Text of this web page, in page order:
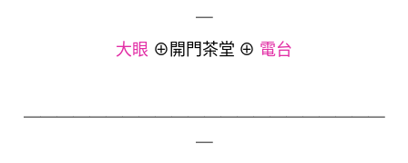
大眼 ⊕開門茶堂 ⊕ 電台